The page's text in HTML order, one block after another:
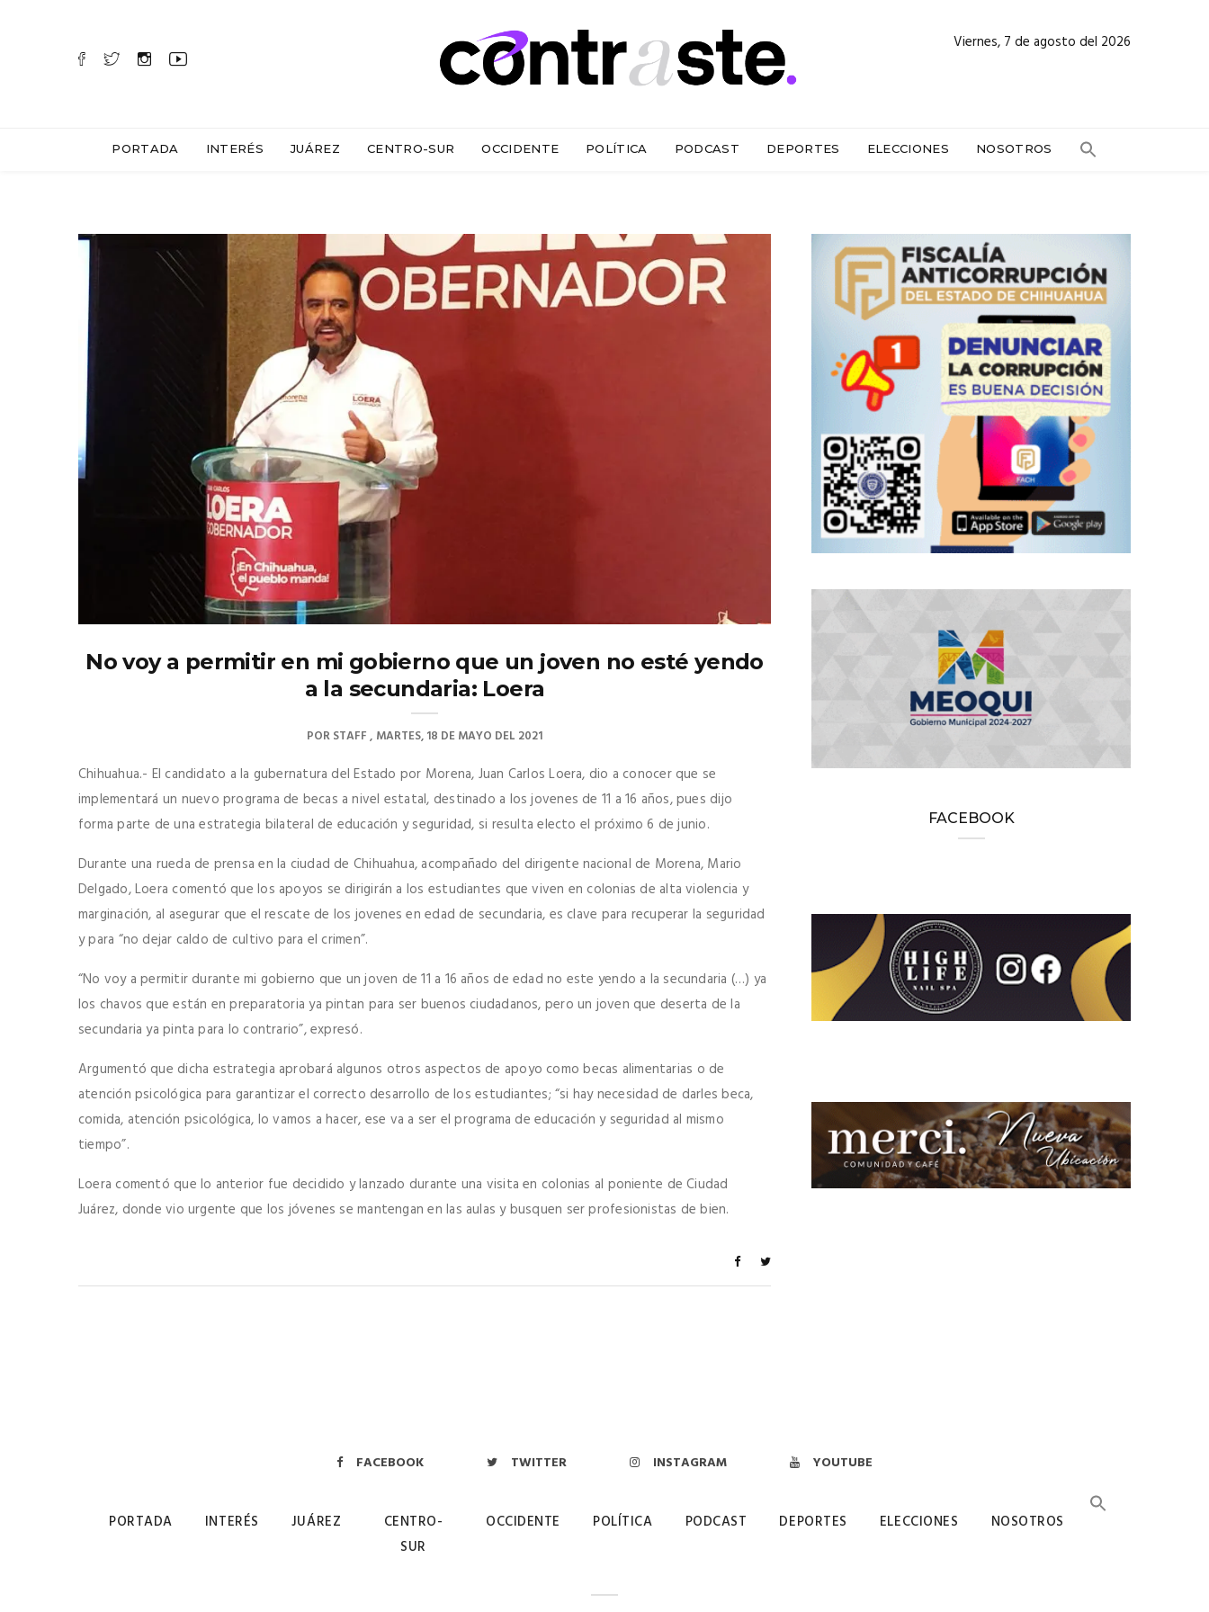
Viernes, 7 de agosto del 2026
PORTADA INTERÉS JUÁREZ CENTRO-SUR OCCIDENTE POLÍTICA PODCAST DEPORTES ELECCIONES NOSOTROS
No voy a permitir en mi gobierno que un joven no esté yendo
a la secundaria: Loera
PORSTAFF MARTES, 18 DE MAYO DEL 2021
Chihuahua.- El candidato a la gubernatura del Estado por Morena, Juan Carlos Loera, dio a conocer que se
implementará un nuevo programa de becas a nivel estatal, destinado a los jovenes de 11 a 16 años, pues dijo
forma parte de una estrategia bilateral de educación y seguridad, si resulta electo el próximo 6 de junio.
Durante una rueda de prensa en la ciudad de Chihuahua, acompañado del dirigente nacional de Morena, Mario
Delgado, Loera comentó que los apoyos se dirigirán a los estudiantes que viven en colonias de alta violencia y
marginación, al asegurar que el rescate de los jovenes en edad de secundaria, es clave para recuperar la seguridad
y para “no dejar caldo de cultivo para el crimen”.
“No voy a permitir durante mi gobierno que un joven de 11 a 16 años de edad no este yendo a la secundaria (…) ya
los chavos que están en preparatoria ya pintan para ser buenos ciudadanos, pero un joven que deserta de la
secundaria ya pinta para lo contrario”, expresó.
Argumentó que dicha estrategia aprobará algunos otros aspectos de apoyo como becas alimentarias o de
atención psicológica para garantizar el correcto desarrollo de los estudiantes; “si hay necesidad de darles beca,
comida, atención psicológica, lo vamos a hacer, ese va a ser el programa de educación y seguridad al mismo
tiempo”.
Loera comentó que lo anterior fue decidido y lanzado durante una visita en colonias al poniente de Ciudad
Juárez, donde vio urgente que los jóvenes se mantengan en las aulas y busquen ser profesionistas de bien.
FACEBOOK
FACEBOOK TWITTER INSTAGRAM YOUTUBE
PORTADA INTERÉS JUÁREZ
CENTRO-
SUR
OCCIDENTE POLÍTICA PODCAST DEPORTES ELECCIONES NOSOTROS